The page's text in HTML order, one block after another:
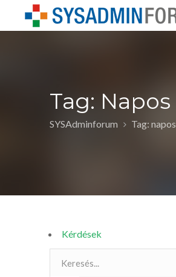
Tag: Napos
SYSAdminforum Tag: napos
Kérdések